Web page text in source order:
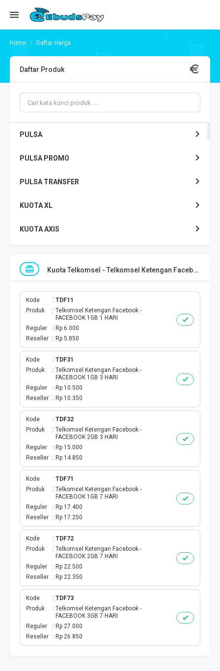
Daftar Harga
Daftar Produk
PULSA
PULSA PROMO
PULSA TRANSFER
KUOTA XL
KUOTA AXIS
KUOTA TELKOMSEL
KUOTA SMARTFREN
KUOTA TRI
TOKEN LISTRIK
PAKET TLP SMS
VOUCHER DIGITAL
UANG ELEKTRONIK
TAGIHAN
BELANJA ONLINE
TV BERBAYAR
MODUL WEBPUL
TOKO ONLINE
AKTIVASI
GATEWAYKU
TELPON PASCABAYAR
Kuota Telkomsel - Telkomsel Ketengan Facebook
Kode
TDF11
Produk
Telkomsel Ketengan Facebook -
FACEBOOK 1GB 1 HARI
Reguler
Rp 6.000
Reseller
Rp 5.850
Kode
TDF31
Produk
Telkomsel Ketengan Facebook -
FACEBOOK 1GB 3 HARI
Reguler
Rp 10.500
Reseller
Rp 10.350
Kode
TDF32
Produk
Telkomsel Ketengan Facebook -
FACEBOOK 2GB 3 HARI
Reguler
Rp 15.000
Reseller
Rp 14.850
Kode
TDF71
Produk
Telkomsel Ketengan Facebook -
FACEBOOK 1GB 7 HARI
Reguler
Rp 17.400
Reseller
Rp 17.250
Kode
TDF72
Produk
Telkomsel Ketengan Facebook -
FACEBOOK 2GB 7 HARI
Reguler
Rp 22.500
Reseller
Rp 22.350
Kode
TDF73
Produk
Telkomsel Ketengan Facebook -
FACEBOOK 3GB 7 HARI
Reguler
Rp 27.000
Reseller
Rp 26.850